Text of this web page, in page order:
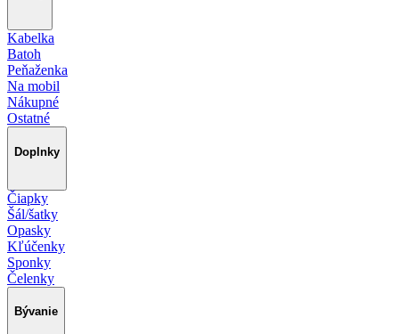
Kabelka
Batoh
Peňaženka
Na mobil
Nákupné
Ostatné
Doplnky
Čiapky
Šál/šatky
Opasky
Kľúčenky
Sponky
Čelenky
Bývanie